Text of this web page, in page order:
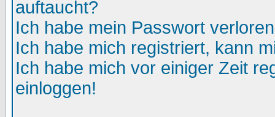
auftaucht?
Ich habe mein Passwort
Ich habe mich registriert, kann
Ich habe mich vor einiger Zeit
einloggen!